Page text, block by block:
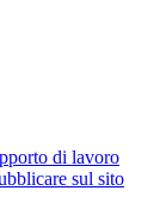
di lavoro
sul sito